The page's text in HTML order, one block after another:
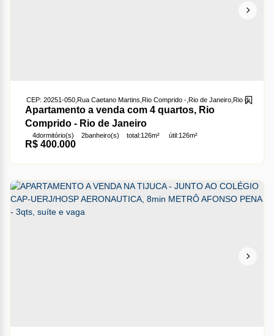
Apartamento a venda com 4 quartos, Rio
Comprido - Rio de Janeiro
R$400.000
CEP: 20251-050, Rua Caetano Martins Rio Comprido , Rio de Janeiro, Rio de
4dormitório(s) 2banheiro(s) total:126m² útil:126m²